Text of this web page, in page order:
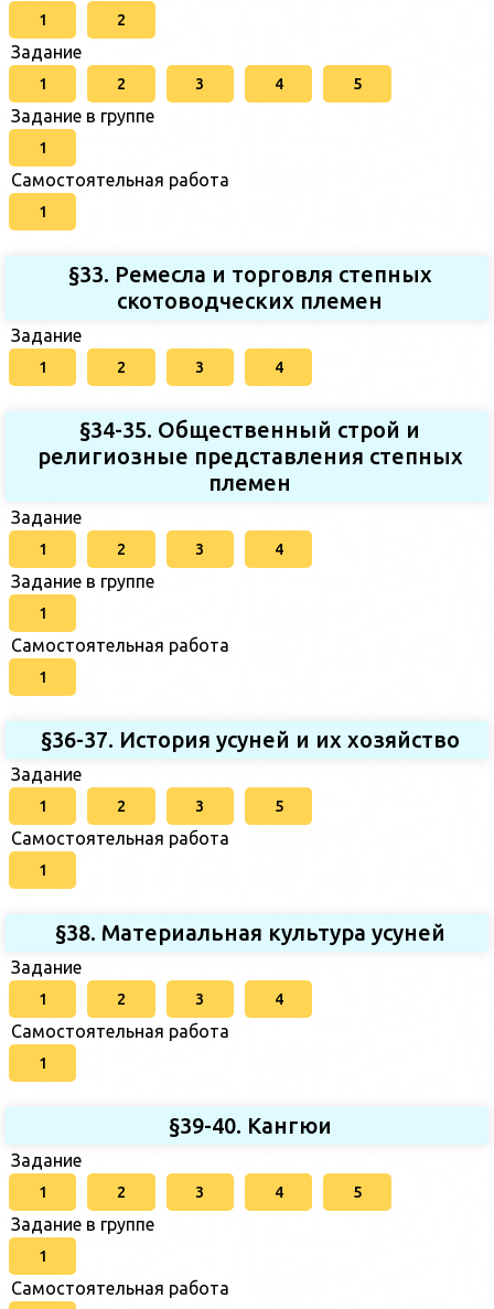
1 2
Задание
1 2 3 4 5
Задание в группе
1
Самостоятельная работа
1
§33. Ремесла и торговля степных
скотоводческих племен
Задание
1 2 3 4
§34-35. Общественный строй и
религиозные представления степных
племен
Задание
1 2 3 4
Задание в группе
1
Самостоятельная работа
1
§36-37. История усуней и их хозяйство
Задание
1 2 3 5
Самостоятельная работа
1
§38. Материальная культура усуней
Задание
1 2 3 4
Самостоятельная работа
1
§39-40. Кангюи
Задание
1 2 3 4 5
Задание в группе
1
Самостоятельная работа